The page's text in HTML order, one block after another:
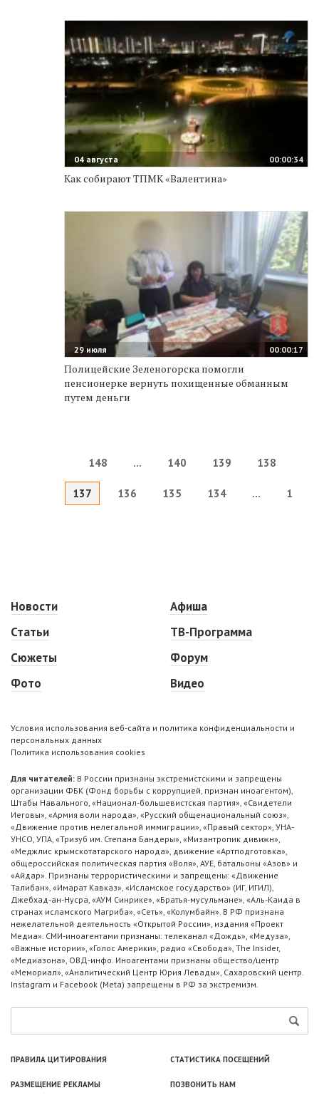
00:00:34
04 августа
Как собирают ТПМК «Валентина»
00:00:17
29 июля
Полицейские Зеленогорска помогли
пенсионерке вернуть похищенные обманным
путем деньги
148 ... 140 139 138
137 136 135 134 ... 1
Новости
Статьи
Сюжеты
Фото
Афиша
ТВ-Программа
Форум
Видео
Условия использования веб-сайта и политика конфиденциальности и
персональных данных
Политика использования cookies
Для читателей: В России признаны экстремистскими и запрещены
организации ФБК (Фонд борьбы с коррупцией, признан иноагентом),
Штабы Навального, «Национал-большевистская партия», «Свидетели
Иеговы», «Армия воли народа», «Русский общенациональный союз»,
«Движение против нелегальной иммиграции», «Правый сектор», УНА-
УНСО, УПА, «Тризуб им. Степана Бандеры», «Мизантропик дивижн»,
«Меджлис крымскотатарского народа», движение «Артподготовка»,
общероссийская политическая партия «Воля», АУЕ, батальоны «Азов» и
«Айдар». Признаны террористическими и запрещены: «Движение
Талибан», «Имарат Кавказ», «Исламское государство» (ИГ, ИГИЛ),
Джебхад-ан-Нусра, «АУМ Синрике», «Братья-мусульмане», «Аль-Каида в
странах исламского Магриба», «Сеть», «Колумбайн». В РФ признана
нежелательной деятельность «Открытой России», издания «Проект
Медиа». СМИ-иноагентами признаны: телеканал «Дождь», «Медуза»,
«Важные истории», «Голос Америки», радио «Свобода», The Insider,
«Медиазона», ОВД-инфо. Иноагентами признаны общество/центр
«Мемориал», «Аналитический Центр Юрия Левады», Сахаровский центр.
Instagram и Facebook (Metа) запрещены в РФ за экстремизм.
ПРАВИЛА ЦИТИРОВАНИЯ СТАТИСТИКА ПОСЕЩЕНИЙ
РАЗМЕЩЕНИЕ РЕКЛАМЫ ПОЗВОНИТЬ НАМ